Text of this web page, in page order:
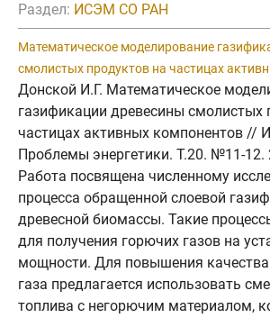
Раздел: ИСЭМ СО РАН
Математическое моделирование
смолистых продуктов на частицах
Донской И.Г. Математическое
газификации древесины смолистых
частицах активных компонентов //
Проблемы энергетики. Т.20. №11-12.
Работа посвящена численному
процесса обращенной слоевой
древесной биомассы. Такие
для получения горючих газов на
мощности. Для повышения качества
газа предлагается использовать
топлива с негорючим материалом,